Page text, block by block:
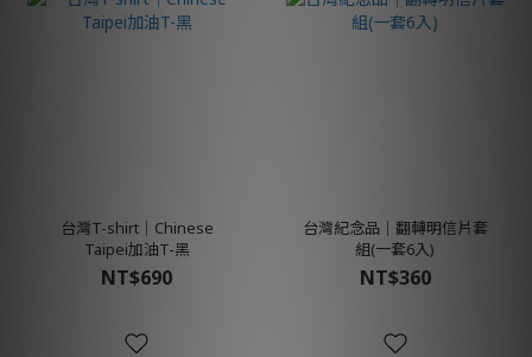
台灣T-shirt│Chinese
Taipei加油T-黑
NT$690
台灣紀念品│翻轉明信片套
組(一套6入)
NT$360